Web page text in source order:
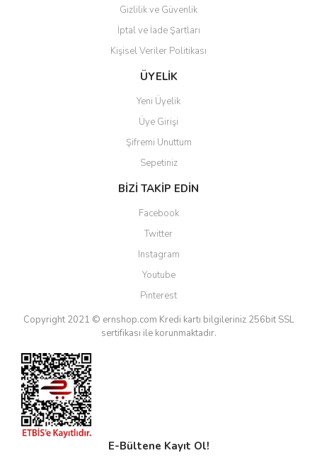
Gönder
Gizlilik ve Güvenlik
İptal ve İade Şartları
Kişisel Veriler Politikası
ÜYELİK
Yeni Üyelik
Üye Girişi
Şifremi Unuttum
Sepetiniz
BİZİ TAKİP EDİN
Facebook
Twitter
Instagram
Youtube
Pinterest
Copyright 2021 © ernshop.com Kredi kartı bilgileriniz 256bit SSL
sertifikası ile korunmaktadır.
E-Bültene Kayıt Ol!